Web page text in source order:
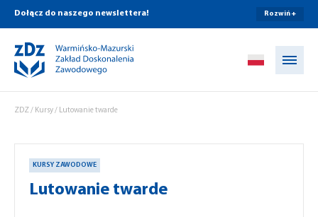
Dołącz do naszego newslettera! Rozwiń +
ZDZ/ Kursy/ Lutowanie twarde
KURSY ZAWODOWE
Lutowanie twarde